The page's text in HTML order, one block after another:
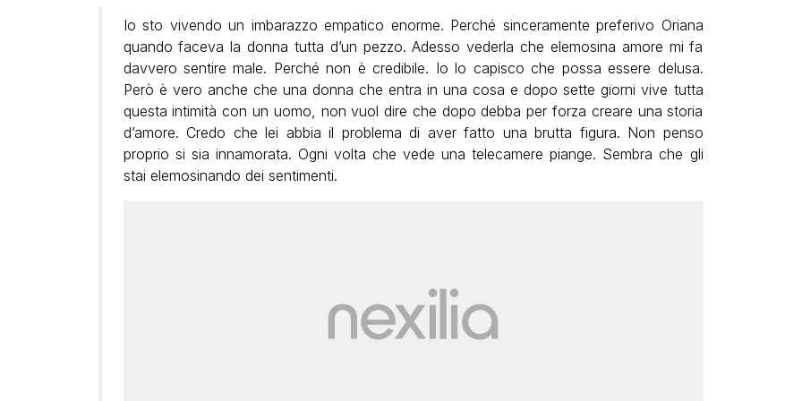
Io sto vivendo un imbarazzo empatico enorme. Perché sinceramente preferivo Oriana
quando faceva la donna tutta d’un pezzo. Adesso vederla che elemosina amore mi fa
davvero sentire male. Perché non è credibile. Io lo capisco che possa essere delusa.
Però è vero anche che una donna che entra in una cosa e dopo sette giorni vive tutta
questa intimità con un uomo, non vuol dire che dopo debba per forza creare una storia
d’amore. Credo che lei abbia il problema di aver fatto una brutta figura. Non penso
proprio si sia innamorata. Ogni volta che vede una telecamere piange. Sembra che gli
stai elemosinando dei sentimenti.